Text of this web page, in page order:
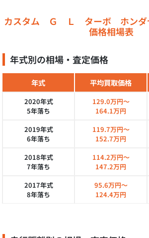
カスタム Ｇ Ｌ ターボ ホンダ
価格相場表
年式別の相場・査定価格
年式 平均買取価格
2020年式
5年落ち
129.0万円～
164.1万円
2019年式
6年落ち
119.7万円～
152.7万円
2018年式
7年落ち
114.2万円～
147.2万円
2017年式
8年落ち
95.6万円～
124.4万円